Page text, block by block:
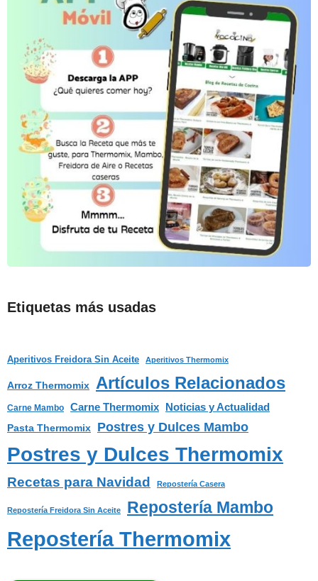
Etiquetas más usadas
Aperitivos Freidora Sin Aceite Aperitivos Thermomix
Arroz Thermomix Artículos Relacionados
Carne Mambo Carne Thermomix Noticias y Actualidad
Pasta Thermomix Postres y Dulces Mambo
Postres y Dulces Thermomix
Recetas para Navidad Repostería Casera
Repostería Freidora Sin Aceite Repostería Mambo
Repostería Thermomix